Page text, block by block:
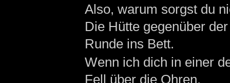
Also, warum sorgst du
Die Hütte gegenüber
Runde ins Bett.
Wenn ich dich in einer
Fell über die Ohren.